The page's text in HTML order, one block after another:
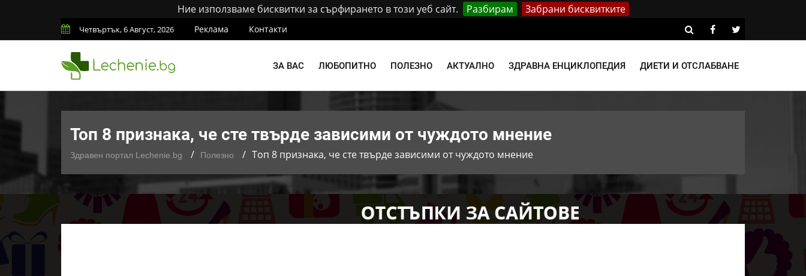
Ние използваме бисквитки за сърфирането в този уеб сайт. Разбирам Забрани бисквитките
Четвъртък, 6 Август, 2026 Реклама Контакти
ЗА ВАС ЛЮБОПИТНО ПОЛЕЗНО АКТУАЛНО ЗДРАВНА ЕНЦИКЛОПЕДИЯ ДИЕТИ И ОТСЛАБВАНЕ
Топ 8 признака, че сте твърде зависими от чуждото мнение
Здравен портал Lechenie.bg Полезно Топ 8 признака, че сте твърде зависими от чуждото мнение